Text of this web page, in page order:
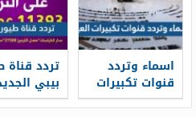
اسماء وتردد
قنوات تكبيرات
العيد 2026
تردد قناة
بيبي
Baby